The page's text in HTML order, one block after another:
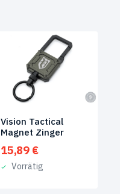
Vision Tactical
Magnet Zinger
15,89 €
Vorrätig